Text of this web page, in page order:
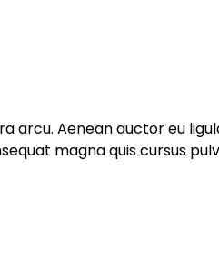
Aenean auctor eu
magna quis cursus